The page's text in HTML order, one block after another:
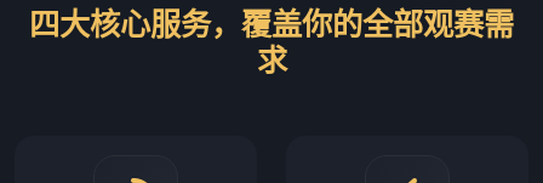
四大核心服务，覆盖你的全部观赛需
求